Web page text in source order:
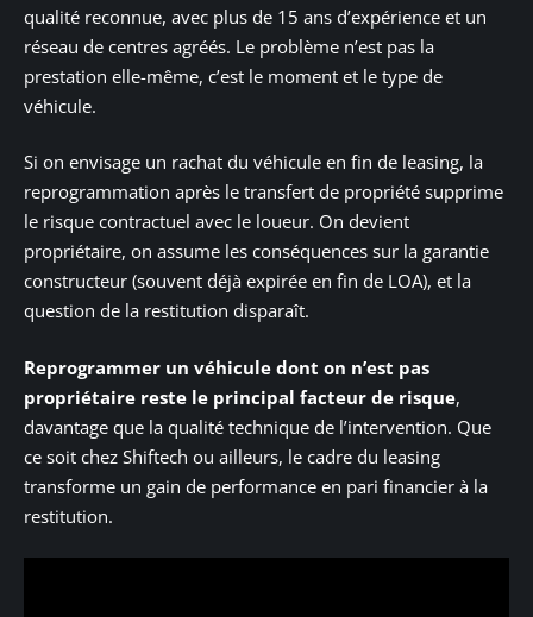
qualité reconnue, avec plus de 15 ans d’expérience et un
réseau de centres agréés. Le problème n’est pas la
prestation elle-même, c’est le moment et le type de
véhicule.
Si on envisage un rachat du véhicule en fin de leasing, la
reprogrammation après le transfert de propriété supprime
le risque contractuel avec le loueur. On devient
propriétaire, on assume les conséquences sur la garantie
constructeur (souvent déjà expirée en fin de LOA), et la
question de la restitution disparaît.
Reprogrammer un véhicule dont on n’est pas
propriétaire reste le principal facteur de risque,
davantage que la qualité technique de l’intervention. Que
ce soit chez Shiftech ou ailleurs, le cadre du leasing
transforme un gain de performance en pari financier à la
restitution.